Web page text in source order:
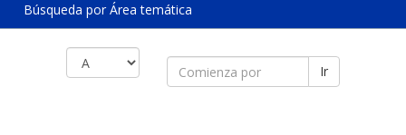
Búsqueda por Área temática
Ir